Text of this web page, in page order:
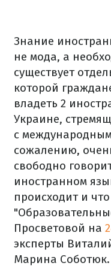
Знание
не мода, а
существует
которой
владеть 2
Украине,
с
сожалению,
свободно
иностранном
происходит и
Просветовой на
эксперты
Марина Соботюк.